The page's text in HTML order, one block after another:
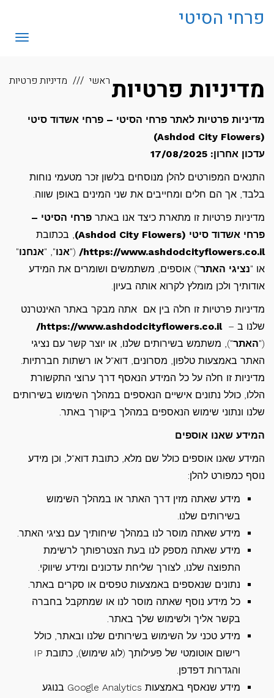
פרחי הסיטי
ראשי מדיניות פרטיות מדיניות פרטיות
מדיניות פרטיות לאתר פרחי הסיטי – פרחי אשדוד סיטי
(Ashdod City Flowers)
עדכון אחרון: 17/08/2025
התנאים המפורטים להלן מנוסחים בלשון זכר מטעמי נוחות
בלבד, אך הם חלים ומחייבים את שני המינים באופן שווה.
מדיניות פרטיות זו מתארת כיצד אנו באתר פרחי הסיטי –
פרחי אשדוד סיטי (Ashdod City Flowers)
, בכתובת
https://www.ashdodcityflowers.co.il/
("אנו", "אנחנו"
או "נציגי האתר") אוספים, משתמשים ושומרים את המידע
אודותיך ולכן מומלץ לקרוא אותה בעיון.
מדיניות פרטיות זו חלה בין אם אתה מבקר באתר האינטרנט
שלנו ב –https://www.ashdodcityflowers.co.il/
("האתר"), משתמש בשירותים שלנו, או יוצר קשר עם נציגי
האתר באמצעות טלפון, מסרונים, דוא"ל או רשתות חברתיות.
מדיניות זו חלה על כל המידע הנאסף דרך ערוצי התקשורת
הללו, כולל נתונים אישיים הנאספים במהלך השימוש בשירותים
שלנו ונתוני שימוש הנאספים במהלך ביקורך באתר.
המידע שאנו אוספים
המידע שאנו אוספים כולל שם מלא, כתובת דוא"ל, וכן מידע
נוסף כמפורט להלן:
מידע שאתה מזין דרך האתר או במהלך השימוש
בשירותים שלנו.
מידע שאתה מוסר לנו במהלך שיחותיך עם נציגי האתר.
מידע שאתה מספק לנו בעת הצטרפותך לרשימת
התפוצה שלנו, לצורך שליחת עדכונים ומידע שיווקי.
נתונים שנאספים באמצעות טפסים או סקרים באתר.
כל מידע נוסף שאתה מוסר לנו או שמתקבל בחברה
בקשר אליך ולשימוש שלך באתר.
מידע טכני על השימוש בשירותים שלנו ובאתר, כולל
רישום אוטומטי של פעילותך (לוג שימוש), כתובת IP
והגדרות דפדפן.
מידע שנאסף באמצעות Google Analytics בנוגע